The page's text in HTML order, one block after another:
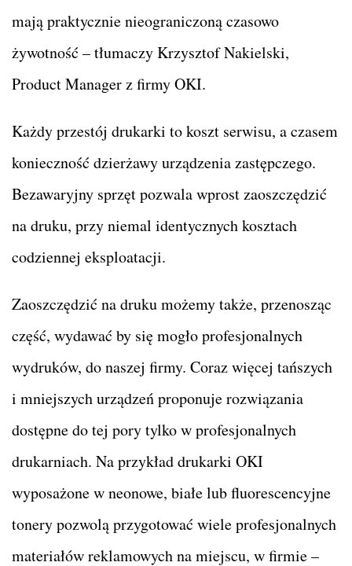
mają praktycznie nieograniczoną czasowo
żywotność – tłumaczy Krzysztof Nakielski,
Product Manager z firmy OKI.
Każdy przestój drukarki to koszt serwisu, a czasem
konieczność dzierżawy urządzenia zastępczego.
Bezawaryjny sprzęt pozwala wprost zaoszczędzić
na druku, przy niemal identycznych kosztach
codziennej eksploatacji.
Zaoszczędzić na druku możemy także, przenosząc
część, wydawać by się mogło profesjonalnych
wydruków, do naszej firmy. Coraz więcej tańszych
i mniejszych urządzeń proponuje rozwiązania
dostępne do tej pory tylko w profesjonalnych
drukarniach. Na przykład drukarki OKI
wyposażone w neonowe, białe lub fluorescencyjne
tonery pozwolą przygotować wiele profesjonalnych
materiałów reklamowych na miejscu, w firmie –